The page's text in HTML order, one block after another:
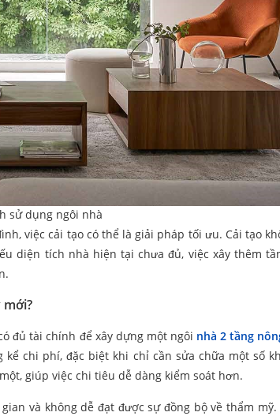
sử dụng ngôi nhà
việc cải tạo có thể là giải pháp tối ưu. Cải tạo
diện tích nhà hiện tại chưa đủ, việc xây thêm
mới?
đủ tài chính để xây dựng một ngôi nhà 2 tầng
chi phí, đặc biệt khi chỉ cần sửa chữa một số
giúp việc chi tiêu dễ dàng kiểm soát hơn.
và không dễ đạt được sự đồng bộ về thẩm mỹ.